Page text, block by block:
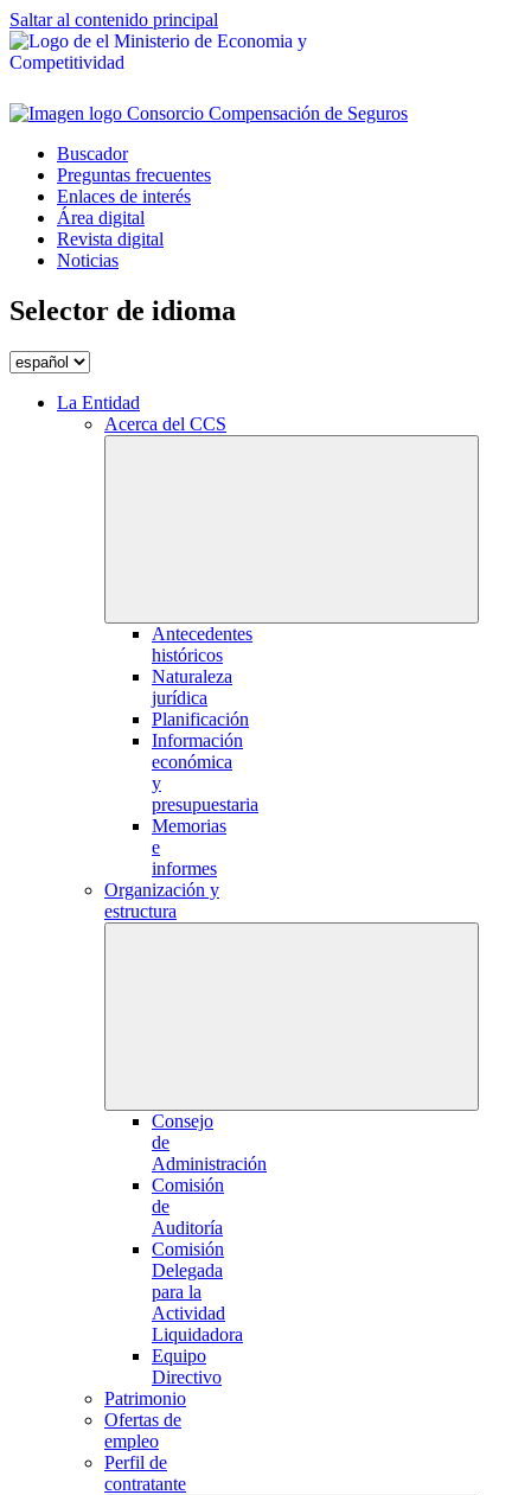
Saltar al contenido principal
Buscador
Preguntas frecuentes
Enlaces de interés
Área digital
Revista digital
Noticias
Selector de idioma
La Entidad
Acerca del CCS
Antecedentes
históricos
Naturaleza
jurídica
Planificación
Información
económica
y
presupuestaria
Memorias
e
informes
Organización y
estructura
Consejo
de
Administración
Comisión
de
Auditoría
Comisión
Delegada
para la
Actividad
Liquidadora
Equipo
Directivo
Patrimonio
Ofertas de
empleo
Perfil de
contratante